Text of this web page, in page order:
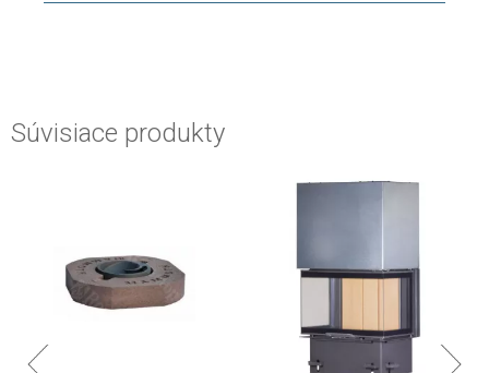
Súvisiace produkty